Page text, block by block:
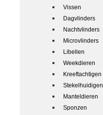
Vissen
Dagvlinders
Nachtvlinders
Microvlinders
Libellen
Weekdieren
Kreeftachtigen
Stekelhuidigen
Manteldieren
Sponzen